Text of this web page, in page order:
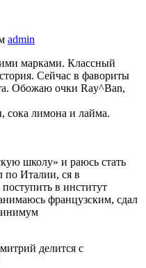
admin
марками. Классный
Сейчас в фавориты
Обожаю очки Ray^Ban,
сока лимона и лайма.
школу» и раюсь стать
по Италии, ся в
в институт
французским, сдал
делится с